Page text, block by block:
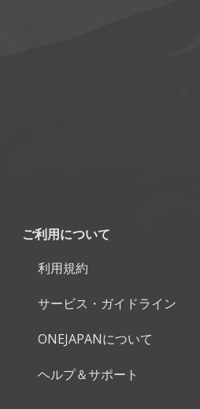
ご利用について
利用規約
サービス・ガイドライン
ONEJAPANについて
ヘルプ＆サポート